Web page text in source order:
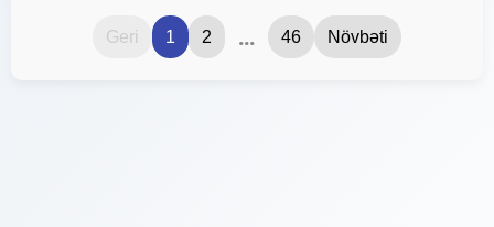
Geri 1 2 ... 46 Növbəti